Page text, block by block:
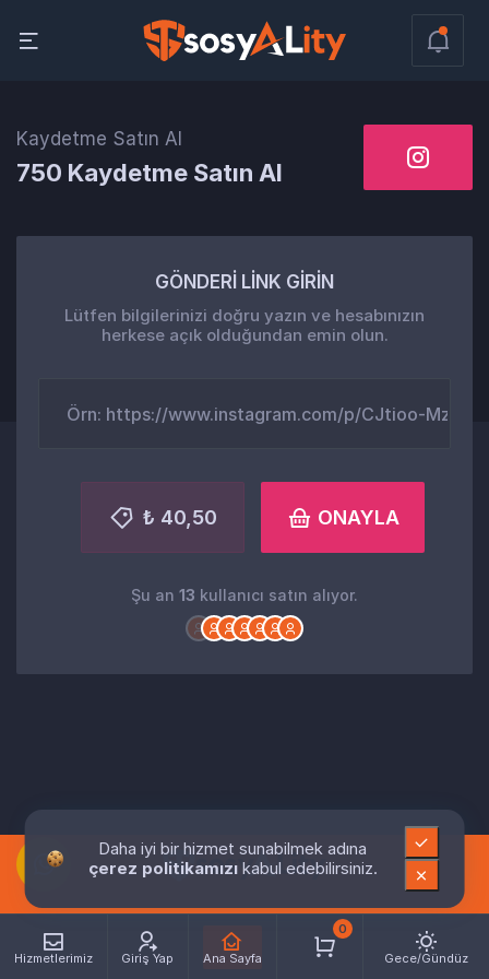
Hizmetlerimiz Giriş Yap Ana Sayfa
0
Gece/Gündüz
Kaydetme Satın Al
750 Kaydetme Satın Al
GÖNDERİ LİNK GİRİN
Lütfen bilgilerinizi doğru yazın ve hesabınızın
herkese açık olduğundan emin olun.
₺ 40,50 ONAYLA
Şu an 13 kullanıcı satın alıyor.
Daha iyi bir hizmet sunabilmek adına
çerez politikamızı kabul edebilirsiniz.